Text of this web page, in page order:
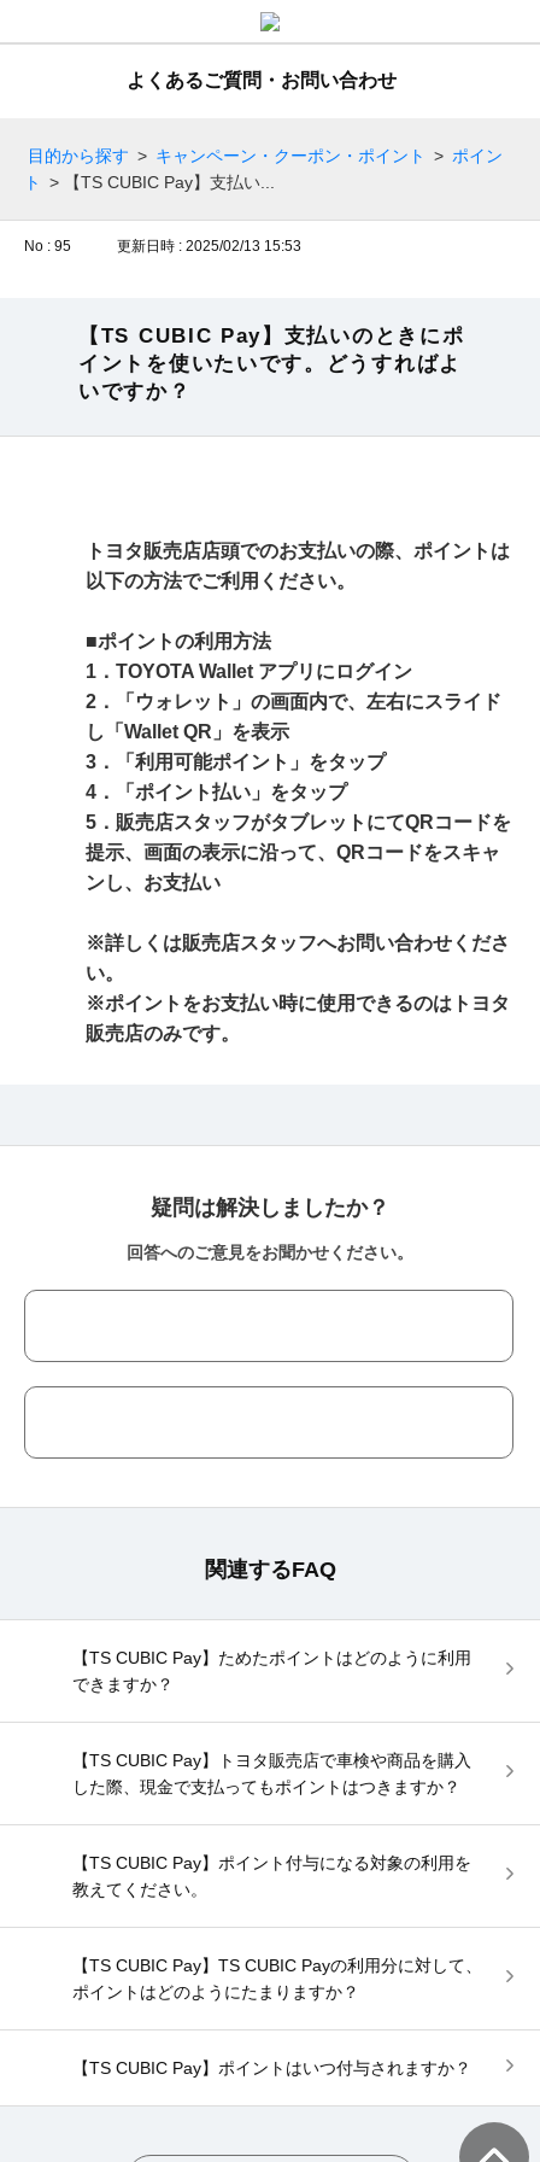
よくあるご質問・お問い合わせ
目的から探す > キャンペーン・クーポン・ポイント > ポイン
ト
> 【TS CUBIC Pay】支払い...
No : 95 更新日時 : 2025/02/13 15:53
【TS CUBIC Pay】支払いのときにポ
イントを使いたいです。どうすればよ
いですか？
トヨタ販売店店頭でのお支払いの際、ポイントは
以下の方法でご利用ください。
■ポイントの利用方法
1．TOYOTA Wallet アプリにログイン
2．「ウォレット」の画面内で、左右にスライド
し「Wallet QR」を表示
3．「利用可能ポイント」をタップ
4．「ポイント払い」をタップ
5．販売店スタッフがタブレットにてQRコードを
提示、画面の表示に沿って、QRコードをスキャ
ンし、お支払い
※詳しくは販売店スタッフへお問い合わせくださ
い。
※ポイントをお支払い時に使用できるのはトヨタ
販売店のみです。
疑問は解決しましたか？
回答へのご意見をお聞かせください。
関連するFAQ
【TS CUBIC Pay】ためたポイントはどのように利用
できますか？
【TS CUBIC Pay】トヨタ販売店で車検や商品を購入
した際、現金で支払ってもポイントはつきますか？
【TS CUBIC Pay】ポイント付与になる対象の利用を
教えてください。
【TS CUBIC Pay】TS CUBIC Payの利用分に対して、
ポイントはどのようにたまりますか？
【TS CUBIC Pay】ポイントはいつ付与されますか？